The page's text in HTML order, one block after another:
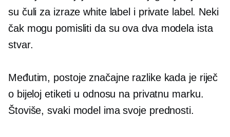
su čuli za izraze white label i private label. Neki
čak mogu pomisliti da su ova dva modela ista
stvar.
Međutim, postoje značajne razlike kada je riječ
o bijeloj etiketi u odnosu na privatnu marku.
Štoviše, svaki model ima svoje prednosti.